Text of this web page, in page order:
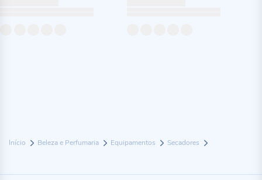
Início Beleza e Perfumaria Equipamentos Secadores